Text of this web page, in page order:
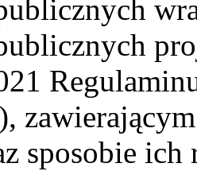
sposobie ich